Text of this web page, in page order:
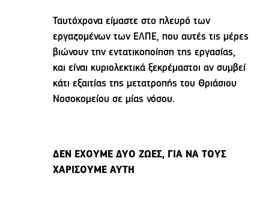
Ταυτόχρονα είμαστε στο πλευρό των
εργαζομένων των ΕΛΠΕ, που αυτές τις μέρες
βιώνουν την εντατικοποίηση της εργασίας,
και είναι κυριολεκτικά ξεκρέμαστοι αν συμβεί
κάτι εξαιτίας της μετατροπής του Θριάσιου
Νοσοκομείου σε μίας νόσου.
ΔΕΝ ΕΧΟΥΜΕ ΔΥΟ ΖΩΕΣ, ΓΙΑ ΝΑ ΤΟΥΣ
ΧΑΡΙΣΟΥΜΕ ΑΥΤΗ